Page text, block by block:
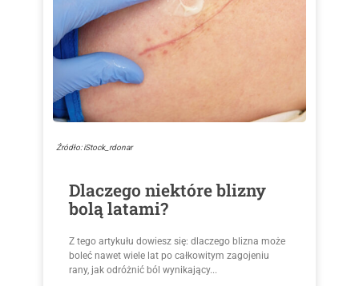
Źródło: iStock_rdonar
Dlaczego niektóre blizny
bolą latami?
Z tego artykułu dowiesz się: dlaczego blizna może
boleć nawet wiele lat po całkowitym zagojeniu
rany, jak odróżnić ból wynikający...